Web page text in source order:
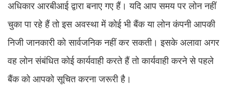
अधिकार आरबीआई द्वारा बनाए गए हैं। यदि आप समय पर लोन नहीं
चुका पा रहे हैं तो इस अवस्था में कोई भी बैंक या लोन कंपनी आपकी
निजी जानकारी को सार्वजनिक नहीं कर सकती। इसके अलावा अगर
वह लोन संबंधित कोई कार्यवाही करते हैं तो कार्यवाही करने से पहले
बैंक को आपको सूचित करना जरूरी है।